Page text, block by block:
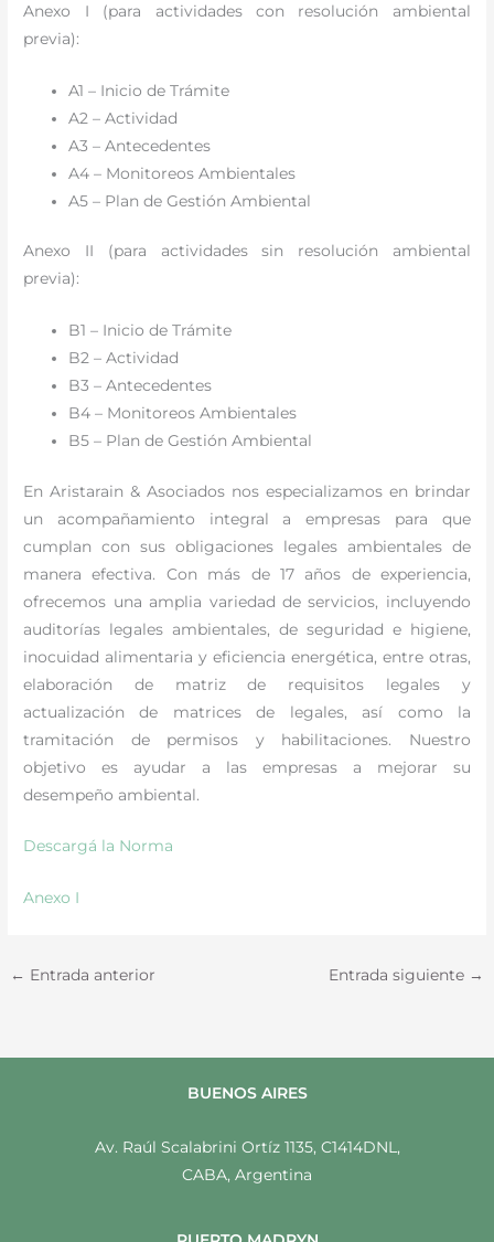
Anexo I (para actividades con resolución ambiental
previa):
A1 – Inicio de Trámite
A2 – Actividad
A3 – Antecedentes
A4 – Monitoreos Ambientales
A5 – Plan de Gestión Ambiental
Anexo II (para actividades sin resolución ambiental
previa):
B1 – Inicio de Trámite
B2 – Actividad
B3 – Antecedentes
B4 – Monitoreos Ambientales
B5 – Plan de Gestión Ambiental
En Aristarain & Asociados nos especializamos en brindar
un acompañamiento integral a empresas para que
cumplan con sus obligaciones legales ambientales de
manera efectiva. Con más de 17 años de experiencia,
ofrecemos una amplia variedad de servicios, incluyendo
auditorías legales ambientales, de seguridad e higiene,
inocuidad alimentaria y eficiencia energética, entre otras,
elaboración de matriz de requisitos legales y
actualización de matrices de legales, así como la
tramitación de permisos y habilitaciones. Nuestro
objetivo es ayudar a las empresas a mejorar su
desempeño ambiental.
Descargá la Norma
Anexo I
← Entrada anterior Entrada siguiente →
BUENOS AIRES
Av. Raúl Scalabrini Ortíz 1135, C1414DNL,
CABA, Argentina